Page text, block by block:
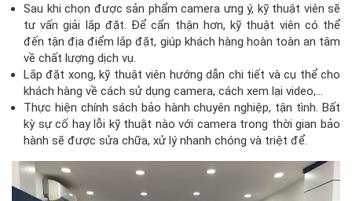
Sau khi chọn được sản phẩm camera ưng ý, kỹ thuật viên sẽ
tư vấn giải lắp đặt. Để cẩn thận hơn, kỹ thuật viên có thể
đến tận địa điểm lắp đặt, giúp khách hàng hoàn toàn an tâm
về chất lượng dịch vụ.
Lắp đặt xong, kỹ thuật viên hướng dẫn chi tiết và cụ thể cho
khách hàng về cách sử dụng camera, cách xem lại video,…
Thực hiện chính sách bảo hành chuyên nghiệp, tận tình. Bất
kỳ sự cố hay lỗi kỹ thuật nào với camera trong thời gian bảo
hành sẽ được sửa chữa, xử lý nhanh chóng và triệt để.